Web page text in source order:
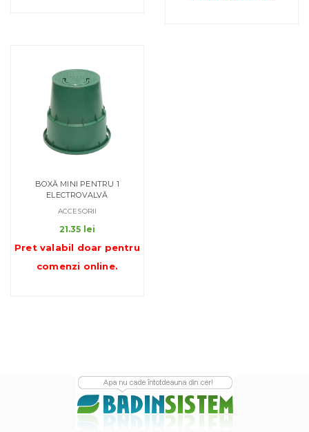
BOXĂ MINI PENTRU 1
ELECTROVALVĂ
ACCESORII
21.35 lei
Pret valabil doar pentru
comenzi online.